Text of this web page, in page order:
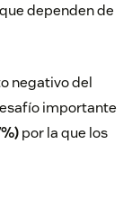
dependen de
negativo del
importante
por la que los